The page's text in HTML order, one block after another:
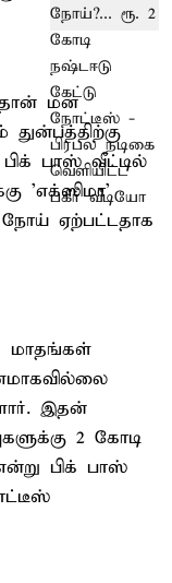
தான் மன
துன்பத்திற்கு
பாஸ் வீட்டில்
'எக்ஸிமா'
நோய் ஏற்பட்டதாக
மாதங்கள்
இதன்
2 கோடி
பிக் பாஸ்